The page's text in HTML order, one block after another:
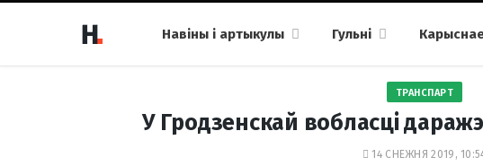
Навіны і артыкулы Гульні
ТРАНСПАРТ
У Гродзенскай вобласці
14 СНЕЖНЯ 2019,